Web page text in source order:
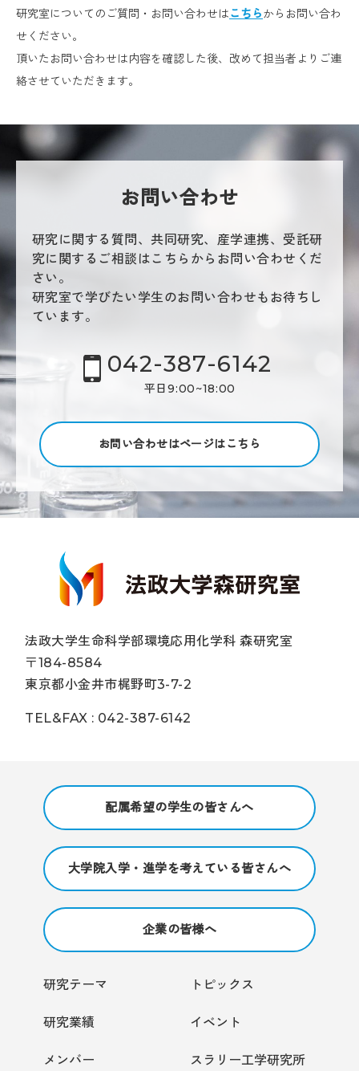
研究室についてのご質問・お問い合わせはこちらからお問い合わ
せください。
頂いたお問い合わせは内容を確認した後、改めて担当者よりご連
絡させていただきます。
お問い合わせ
研究に関する質問、共同研究、産学連携、受託研
究に関するご相談はこちらからお問い合わせくだ
さい。
研究室で学びたい学生のお問い合わせもお待ちし
ています。
042-387-6142
平日9:00~18:00
お問い合わせはページはこちら
法政大学生命科学部環境応用化学科 森研究室
〒184-8584
東京都小金井市梶野町3-7-2
TEL&FAX : 042-387-6142
配属希望の学生の皆さんへ
大学院入学・進学を考えている皆さんへ
企業の皆様へ
研究テーマ トピックス
研究業績 イベント
メンバー スラリー工学研究所